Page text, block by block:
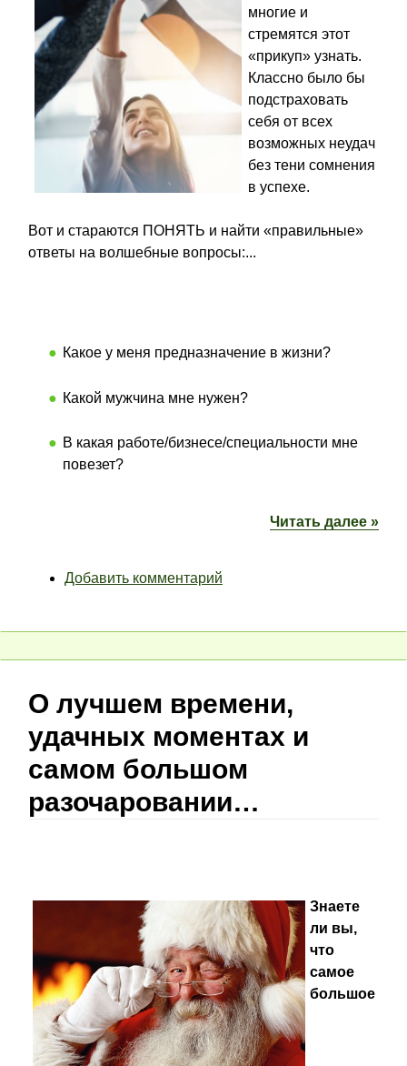
многие и
стремятся этот
«прикуп» узнать.
Классно было бы
подстраховать
себя от всех
возможных неудач
без тени сомнения
в успехе.
Вот и стараются ПОНЯТЬ и найти «правильные»
ответы на волшебные вопросы:...
Какое у меня предназначение в жизни?
Какой мужчина мне нужен?
В какая работе/бизнесе/специальности мне
повезет?
Читать далее »
Добавить комментарий
О лучшем времени,
удачных моментах и
самом большом
разочаровании…
Знаете
ли вы,
что
самое
большое